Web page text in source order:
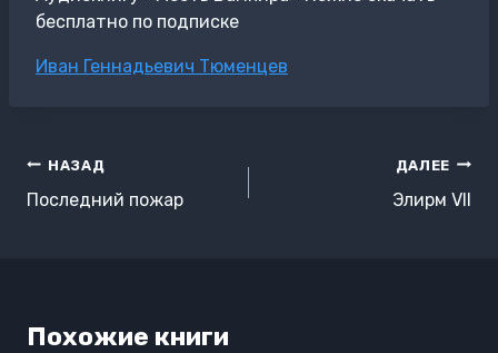
бесплатно по подписке
Метки
Иван Геннадьевич Тюменцев
Навигация
по
НАЗАД
Последний пожар
ДАЛЕЕ
Элирм VII
Похожие книги